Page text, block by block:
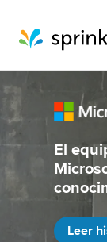
El
Leer